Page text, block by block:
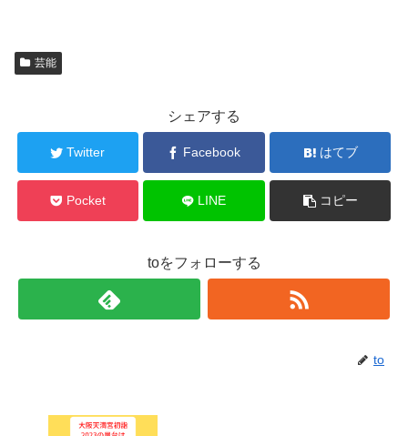
芸能
シェアする
Twitter Facebook はてブ
Pocket LINE コピー
toをフォローする
to